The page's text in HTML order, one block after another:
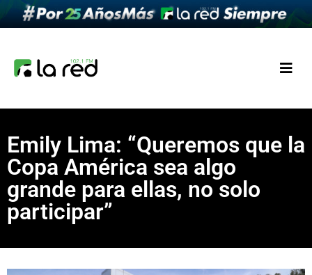
Emily Lima: “Queremos que la
Copa América sea algo
grande para ellas, no solo
participar”